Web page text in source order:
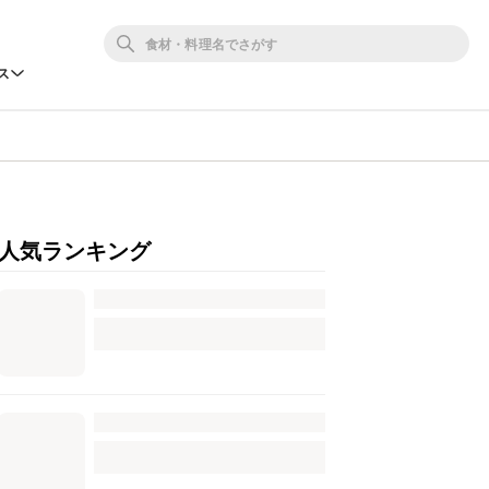
人気ランキング